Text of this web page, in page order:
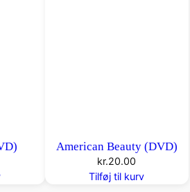
American Beauty (DVD)
kr.20.00
Tilføj til kurv